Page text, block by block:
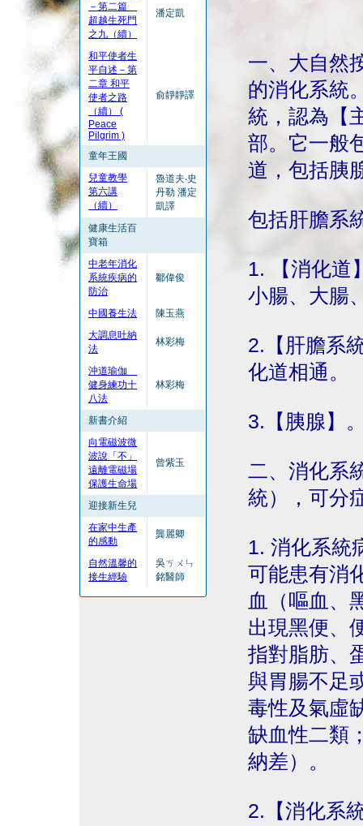
－第二篇
超越生死門
之九（續）
潘定凱
和平使者生
平自述－第
二章 和平
使者之路
（續） (
Peace
Pilgrim )
俞靜靜譯
童年王國
兒童教學
第六講
（續）
魯道夫‧史
丹勒 潘定
凱譯
健康生活百
寶箱
中老年消化
系統疾病的
防治
鄒偉俊
中國養生法
陳玉燕
大調息吐納
法
林彩梅
沖道瑜伽
健身練功十
八法
林彩梅
新書介紹
向電磁波微
波說「不」
遠離電磁場
保護生命場
曾紫玉
迎接新生兒
在家中生產
的感動
龔麗卿
自然溫馨的
接生經驗
吳ㄎㄨㄣ
銘醫師
一、大自然
的消化系統
統，認為【
部。它一般
道，包括胰
包括肝膽系
1. 【消化道
小腸、大腸
2.【肝膽系
化道相通。
3.【胰腺】
二、消化系
統），可分
1. 消化系統
可能患有消
血（嘔血、
出現黑便、
指對脂肪、
與胃腸不足
毒性及氣虛
缺血性二類
納差）。
2.【消化系